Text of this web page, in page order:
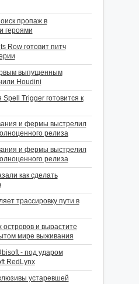
пропаж в
героями
Row готовит питч
выпущенным
Houdini
Trigger готовится к
и фермы выстрелил
релиза
и фермы выстрелил
релиза
как сделать
трассировку пути в
и вырастите
мире выживания
- под ударом
RedLynx
устаревшей